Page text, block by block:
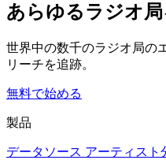
あらゆるラジオ
世界中の数千のラジオ局の
リーチを追跡。
無料で始める
製品
データソース アーティスト